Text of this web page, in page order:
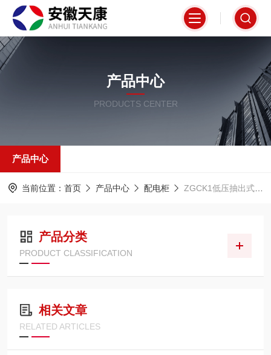
产品中心
PRODUCTS CENTER
产品中心
当前位置： 首页 产品中心 配电柜 ZGCK1低压抽出式开关柜
产品分类
PRODUCT CLASSIFICATION
相关文章
RELATED ARTICLES